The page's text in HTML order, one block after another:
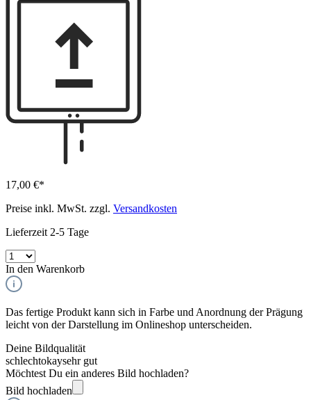
17,00 €*
Preise inkl. MwSt. zzgl. Versandkosten
Lieferzeit 2-5 Tage
In den Warenkorb
Das fertige Produkt kann sich in Farbe und Anordnung der Prägung
leicht von der Darstellung im Onlineshop unterscheiden.
Deine Bildqualität
schlechtokaysehr gut
Möchtest Du ein anderes Bild hochladen?
Bild hochladen